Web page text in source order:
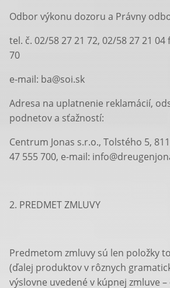
Odbor výkonu dozoru a Právny
tel. č. 02/58 27 21 72, 02/58 27 21 04
70
e-mail: ba@soi.sk
Adresa na uplatnenie reklamácií,
podnetov a sťažností:
Centrum Jonas s.r.o., Tolstého 5,
47 555 700, e-mail:
2. PREDMET ZMLUVY
Predmetom zmluvy sú len položky
(ďalej produktov v rôznych
výslovne uvedené v kúpnej zmluve